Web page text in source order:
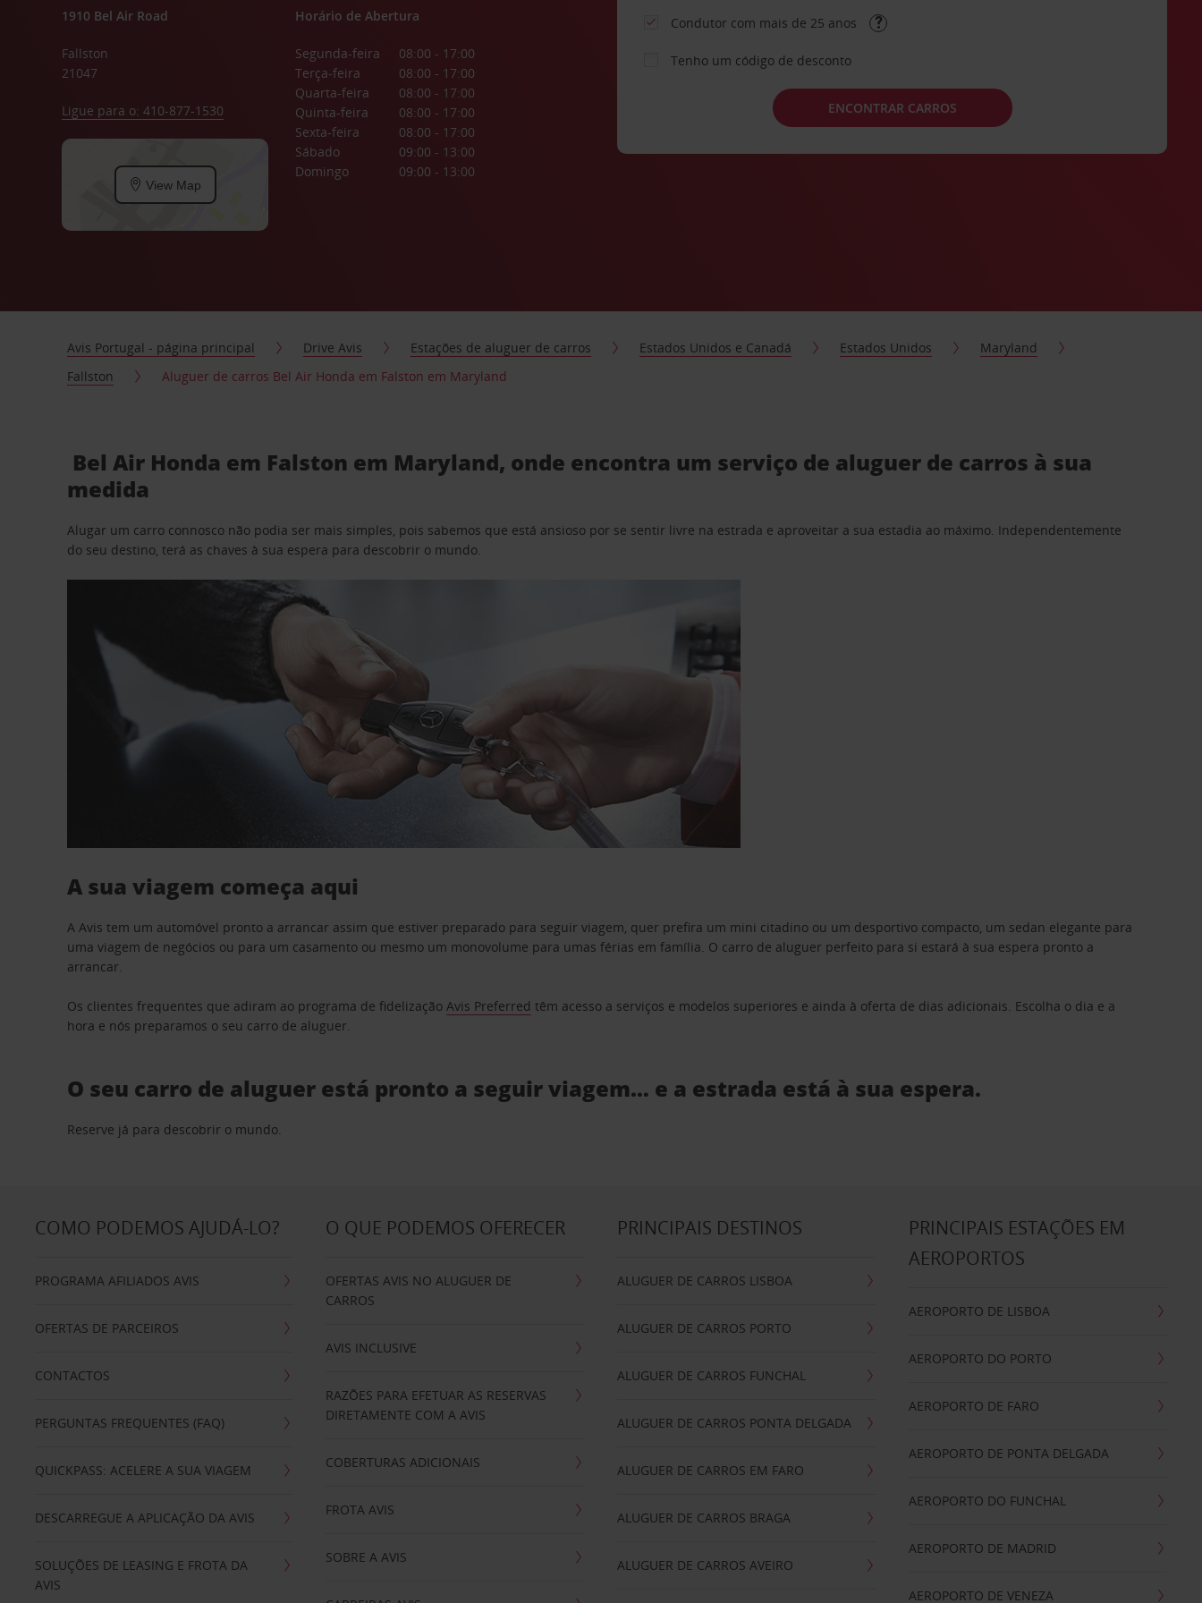
1910 Bel Air Road
Fallston
21047
Ligue para o: 410-877-1530
View Map
Horário de Abertura
Segunda-feira
08:00 - 17:00
Terça-feira
08:00 - 17:00
Quarta-feira
08:00 - 17:00
Quinta-feira
08:00 - 17:00
Sexta-feira
08:00 - 17:00
Sábado
09:00 - 13:00
Domingo
09:00 - 13:00
Condutor com mais de 25 anos
Tenho um código de desconto
ENCONTRAR CARROS
Avis Portugal - página principal Drive Avis Estações de aluguer de carros Estados Unidos e Canadá Estados Unidos
Maryland
Fallston
Aluguer de carros Bel Air Honda em Falston em Maryland
Bel Air Honda em Falston em Maryland, onde encontra um serviço de aluguer de carros à sua
medida
Alugar um carro connosco não podia ser mais simples, pois sabemos que está ansioso por se sentir livre na estrada e aproveitar a sua estadia ao máximo. Independentemente
do seu destino, terá as chaves à sua espera para descobrir o mundo.
A sua viagem começa aqui
A Avis tem um automóvel pronto a arrancar assim que estiver preparado para seguir viagem, quer prefira um mini citadino ou um desportivo compacto, um sedan elegante para
uma viagem de negócios ou para um casamento ou mesmo um monovolume para umas férias em família. O carro de aluguer perfeito para si estará à sua espera pronto a
arrancar.
Os clientes frequentes que adiram ao programa de fidelizaçãoAvis Preferred têm acesso a serviços e modelos superiores e ainda à oferta de dias adicionais. Escolha o dia e a
hora e nós preparamos o seu carro de aluguer.
O seu carro de aluguer está pronto a seguir viagem… e a estrada está à sua espera.
Reserve já para descobrir o mundo.
COMO PODEMOS AJUDÁ-LO?
PROGRAMA AFILIADOS AVIS
OFERTAS DE PARCEIROS
CONTACTOS
PERGUNTAS FREQUENTES (FAQ)
QUICKPASS: ACELERE A SUA VIAGEM
DESCARREGUE A APLICAÇÃO DA AVIS
SOLUÇÕES DE LEASING E FROTA DA
AVIS
O QUE PODEMOS OFERECER
OFERTAS AVIS NO ALUGUER DE
CARROS
AVIS INCLUSIVE
RAZÕES PARA EFETUAR AS RESERVAS
DIRETAMENTE COM A AVIS
COBERTURAS ADICIONAIS
FROTA AVIS
SOBRE A AVIS
PRINCIPAIS DESTINOS
ALUGUER DE CARROS LISBOA
ALUGUER DE CARROS PORTO
ALUGUER DE CARROS FUNCHAL
ALUGUER DE CARROS PONTA DELGADA
ALUGUER DE CARROS EM FARO
ALUGUER DE CARROS BRAGA
ALUGUER DE CARROS AVEIRO
PRINCIPAIS ESTAÇÕES EM
AEROPORTOS
AEROPORTO DE LISBOA
AEROPORTO DO PORTO
AEROPORTO DE FARO
AEROPORTO DE PONTA DELGADA
AEROPORTO DO FUNCHAL
AEROPORTO DE MADRID
AEROPORTO DE VENEZA